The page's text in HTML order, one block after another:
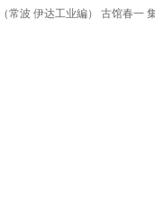
波 伊达工业編） 古馆春一